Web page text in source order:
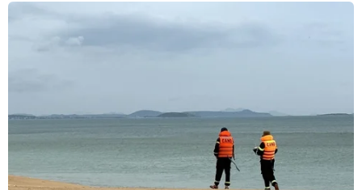
#Quảng Ninh #Vịnh Hạ Long
#Cháy tàu du lịch
#Tàu du lịch nghỉ đêm
#Chập điện
#Nổ bình gas